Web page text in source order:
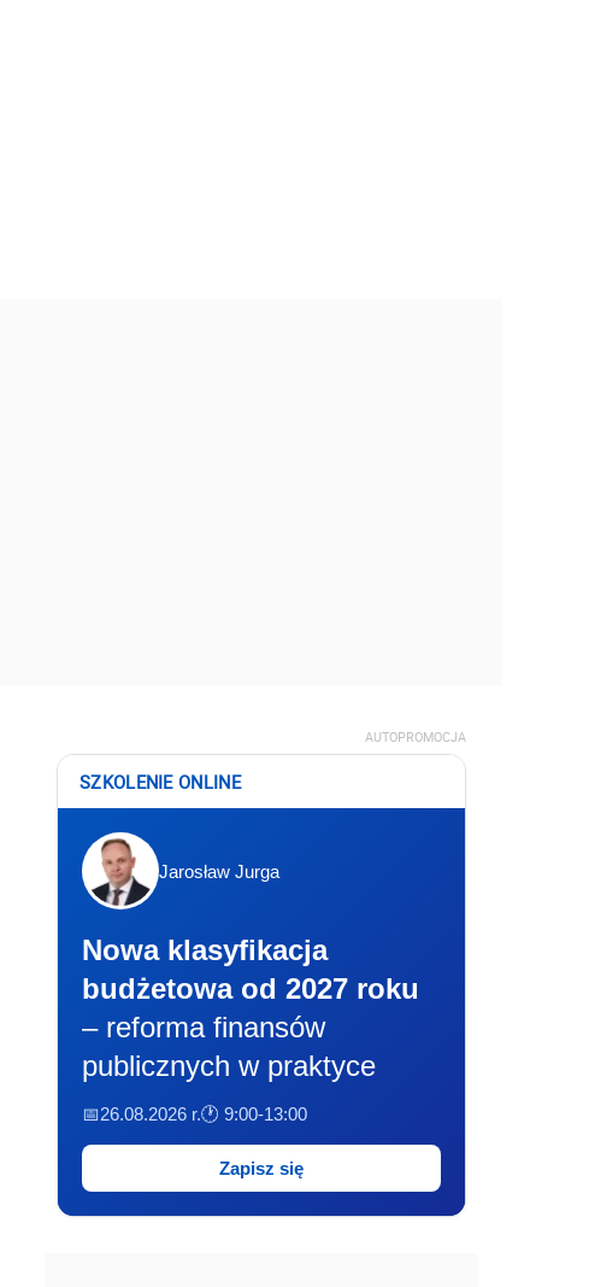
AUTOPROMOCJA
SZKOLENIE ONLINE
Jarosław Jurga
Nowa klasyfikacja
budżetowa od 2027 roku
– reforma finansów
publicznych w praktyce
📅26.08.2026 r.🕐 9:00-13:00
Zapisz się